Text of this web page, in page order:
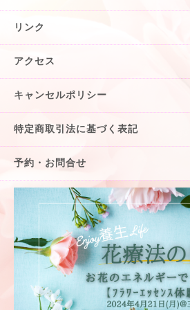
リンク
アクセス
キャンセルポリシー
特定商取引法に基づく表記
予約・お問合せ